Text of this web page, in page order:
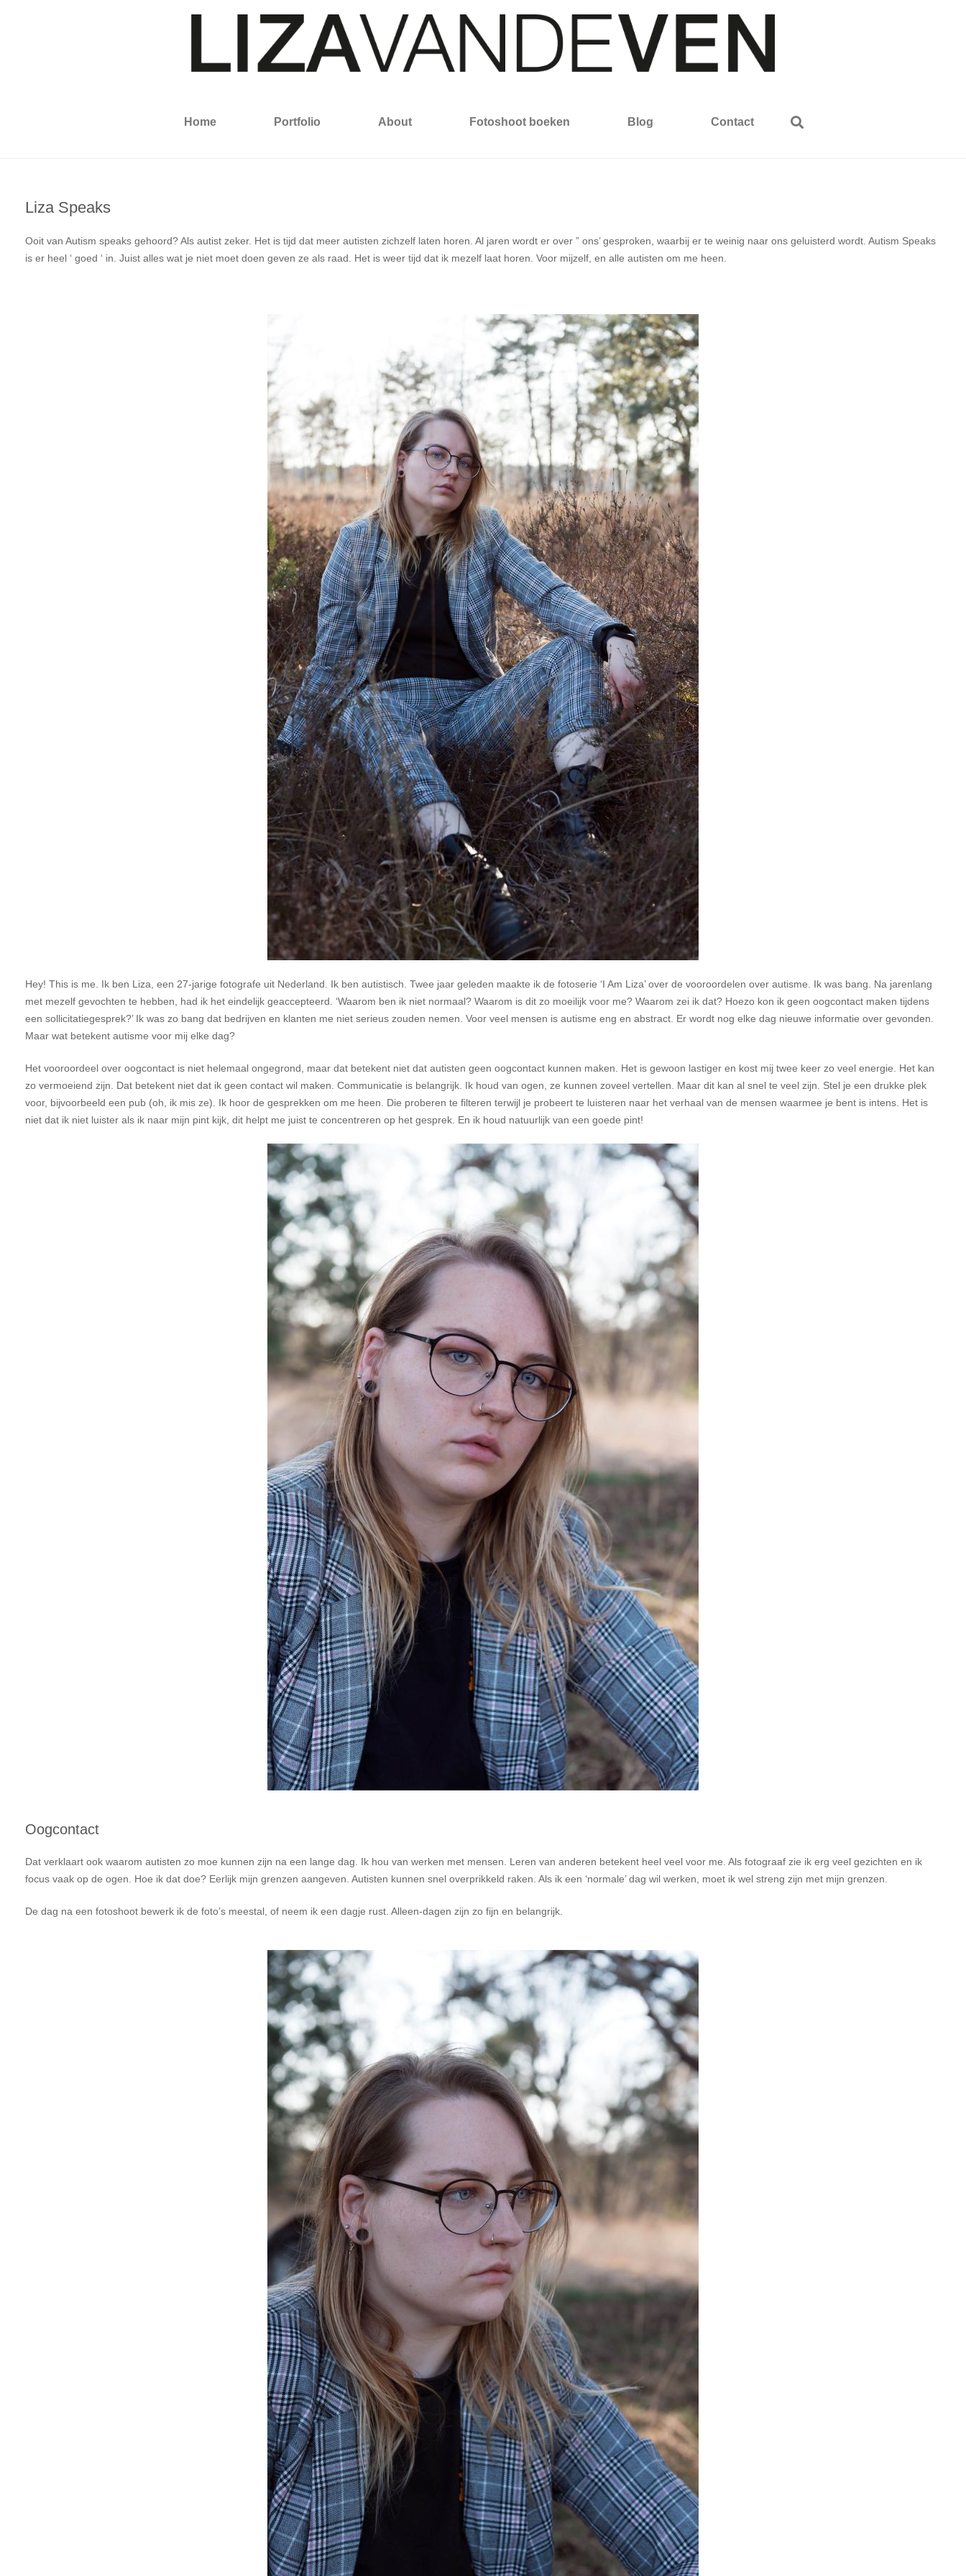
Home Portfolio About Fotoshoot boeken Blog Contact
Liza Speaks
Ooit van Autism speaks gehoord? Als autist zeker. Het is tijd dat meer autisten zichzelf laten horen. Al jaren wordt er over ” ons’ gesproken, waarbij er te weinig naar ons geluisterd wordt. Autism Speaks
is er heel ‘ goed ‘ in. Juist alles wat je niet moet doen geven ze als raad. Het is weer tijd dat ik mezelf laat horen. Voor mijzelf, en alle autisten om me heen.
Hey! This is me. Ik ben Liza, een 27-jarige fotografe uit Nederland. Ik ben autistisch. Twee jaar geleden maakte ik de fotoserie ‘I Am Liza’ over de vooroordelen over autisme. Ik was bang. Na jarenlang
met mezelf gevochten te hebben, had ik het eindelijk geaccepteerd. ‘Waarom ben ik niet normaal? Waarom is dit zo moeilijk voor me? Waarom zei ik dat? Hoezo kon ik geen oogcontact maken tijdens
een sollicitatiegesprek?’ Ik was zo bang dat bedrijven en klanten me niet serieus zouden nemen. Voor veel mensen is autisme eng en abstract. Er wordt nog elke dag nieuwe informatie over gevonden.
Maar wat betekent autisme voor mij elke dag?
Het vooroordeel over oogcontact is niet helemaal ongegrond, maar dat betekent niet dat autisten geen oogcontact kunnen maken. Het is gewoon lastiger en kost mij twee keer zo veel energie. Het kan
zo vermoeiend zijn. Dat betekent niet dat ik geen contact wil maken. Communicatie is belangrijk. Ik houd van ogen, ze kunnen zoveel vertellen. Maar dit kan al snel te veel zijn. Stel je een drukke plek
voor, bijvoorbeeld een pub (oh, ik mis ze). Ik hoor de gesprekken om me heen. Die proberen te filteren terwijl je probeert te luisteren naar het verhaal van de mensen waarmee je bent is intens. Het is
niet dat ik niet luister als ik naar mijn pint kijk, dit helpt me juist te concentreren op het gesprek. En ik houd natuurlijk van een goede pint!
Oogcontact
Dat verklaart ook waarom autisten zo moe kunnen zijn na een lange dag. Ik hou van werken met mensen. Leren van anderen betekent heel veel voor me. Als fotograaf zie ik erg veel gezichten en ik
focus vaak op de ogen. Hoe ik dat doe? Eerlijk mijn grenzen aangeven. Autisten kunnen snel overprikkeld raken. Als ik een ‘normale’ dag wil werken, moet ik wel streng zijn met mijn grenzen.
De dag na een fotoshoot bewerk ik de foto’s meestal, of neem ik een dagje rust. Alleen-dagen zijn zo fijn en belangrijk.